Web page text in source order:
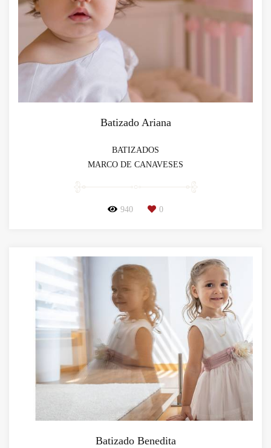
Batizado Ariana
BATIZADOS
MARCO DE CANAVESES
940 0
Batizado Benedita